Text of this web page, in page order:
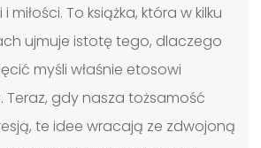
miłości. To książka, która w kilku
ujmuje istotę tego, dlaczego
myśli właśnie etosowi
Teraz, gdy nasza tożsamość
te idee wracają ze zdwojoną